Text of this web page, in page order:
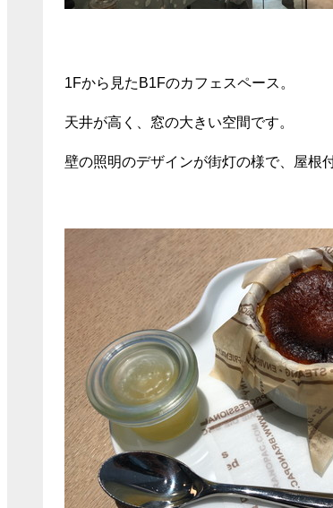
1Fから見たB1Fのカフェスペース。
天井が高く、窓の大きい空間です。
壁の照明のデザインが街灯の様で、屋根